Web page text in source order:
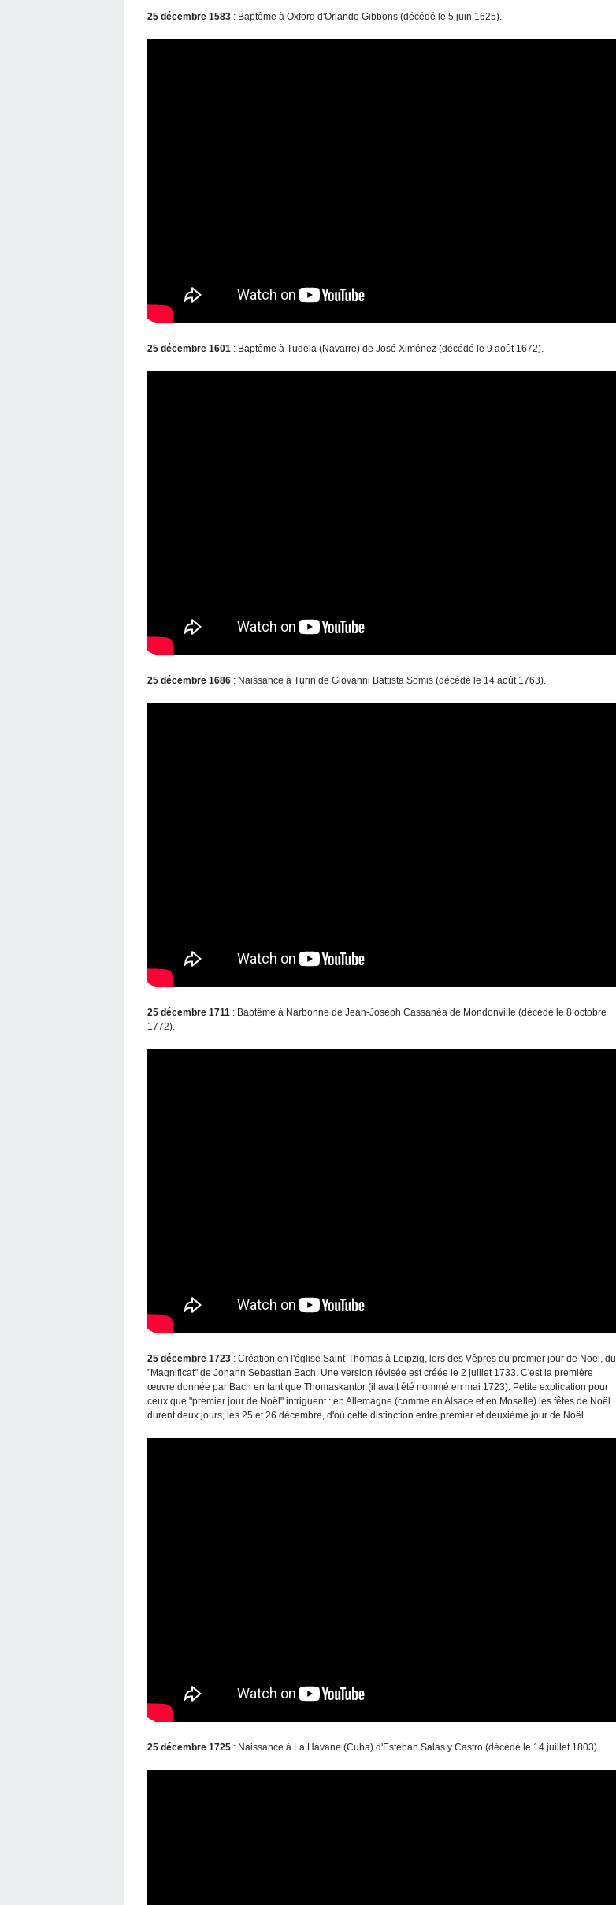
25 décembre 1583 : Baptême à Oxford d'Orlando Gibbons (décédé le 5 juin 1625).
25 décembre 1601 : Baptême à Tudela (Navarre) de José Ximénez (décédé le 9 août 1672).
25 décembre 1686 : Naissance à Turin de Giovanni Battista Somis (décédé le 14 août 1763).
25 décembre 1711 : Baptême à Narbonne de Jean-Joseph Cassanéa de Mondonville (décédé le 8 octobre
1772).
25 décembre 1723 : Création en l'église Saint-Thomas à Leipzig, lors des Vêpres du premier jour de Noël, du
"Magnificat" de Johann Sebastian Bach. Une version révisée est créée le 2 juillet 1733. C'est la première
œuvre donnée par Bach en tant que Thomaskantor (il avait été nommé en mai 1723). Petite explication pour
ceux que "premier jour de Noël" intriguent : en Allemagne (comme en Alsace et en Moselle) les fêtes de Noël
durent deux jours, les 25 et 26 décembre, d'où cette distinction entre premier et deuxième jour de Noël.
25 décembre 1725 : Naissance à La Havane (Cuba) d'Esteban Salas y Castro (décédé le 14 juillet 1803).